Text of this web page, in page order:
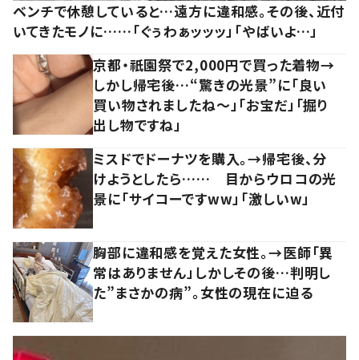
ベンチで休憩していると…遠方に違和感。その後、近付
いてきたモノに……「ぐぅわぁッッッ」「やばいよ…」
京都・祇園祭で2,000円で買った着物→
しかし帰宅後…“驚きの光景”に「良い
買い物されましたね～」「お宝だ」「掘り
出し物ですね」
ミスドでドーナツを購入。→帰宅後、分
けようとしたら…… 目からウロコの光
景に「サイコーですww」「激しいw」
胸部に違和感を覚えた女性。→医師「異
常はありません」しかしその後…判明し
た”まさかの病”。女性の現在に迫る